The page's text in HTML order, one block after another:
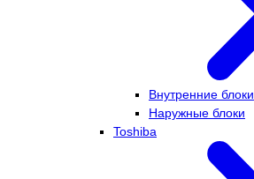
Внутренние блоки
Наружные блоки
Toshiba